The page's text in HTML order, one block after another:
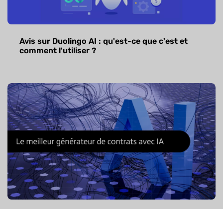
Avis sur Duolingo AI : qu'est-ce que c'est et
comment l'utiliser ?